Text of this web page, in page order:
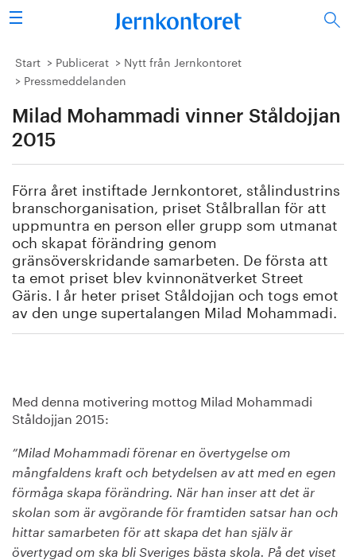
Sök
Stålindustrin
Forskning/utbildning
Energi/miljö
Vi tycker
Publicerat
Bildbank
Om oss
Start Publicerat
Nytt från Jernkontoret
Pressmeddelanden
Milad Mohammadi vinner Ståldojjan
2015
Förra året instiftade Jernkontoret, stålindustrins
branschorganisation, priset Stålbrallan för att
uppmuntra en person eller grupp som utmanat
och skapat förändring genom
gränsöverskridande samarbeten. De första att
ta emot priset blev kvinnonätverket Street
Gäris. I år heter priset Ståldojjan och togs emot
av den unge supertalangen Milad Mohammadi.
Med denna motivering mottog Milad Mohammadi
Ståldojjan 2015:
”Milad Mohammadi förenar en övertygelse om
mångfaldens kraft och betydelsen av att med en egen
förmåga skapa förändring. När han inser att det är
skolan som är avgörande för framtiden satsar han och
hittar samarbeten för att skapa det han själv är
övertygad om ska bli Sveriges bästa skola. På det viset